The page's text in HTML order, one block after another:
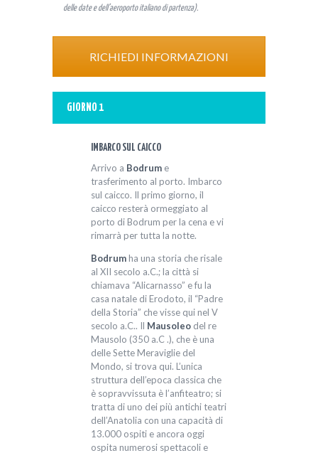
delle date e dell’aeroporto italiano di partenza).
RICHIEDI INFORMAZIONI
GIORNO 1
IMBARCO SUL CAICCO
Arrivo a Bodrume
trasferimento al porto. Imbarco
sul caicco. Il primo giorno, il
caicco resterà ormeggiato al
porto di Bodrum per la cena e vi
rimarrà per tutta la notte.
Bodrumha una storia che risale
al XII secolo a.C.; la città si
chiamava “Alicarnasso” e fu la
casa natale di Erodoto, il “Padre
della Storia” che visse qui nel V
secolo a.C.. Il Mausoleodel re
Mausolo (350 a.C .), che è una
delle Sette Meraviglie del
Mondo, si trova qui. L’unica
struttura dell’epoca classica che
è sopravvissuta è l’anfiteatro; si
tratta di uno dei più antichi teatri
dell’Anatolia con una capacità di
13.000 ospiti e ancora oggi
ospita numerosi spettacoli e